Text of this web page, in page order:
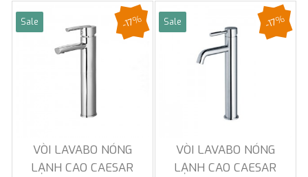
Sale
VÒI LAVABO NÓNG
LẠNH CAO CAESAR
-17% Sale
VÒI LAVABO NÓNG
LẠNH CAO CAESAR
-17%